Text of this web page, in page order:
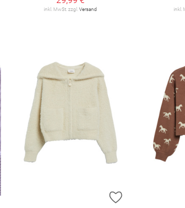
inkl. MwSt. zzgl.Versand inkl.
WUNSCHLISTE HINZUFÜGEN ZUR